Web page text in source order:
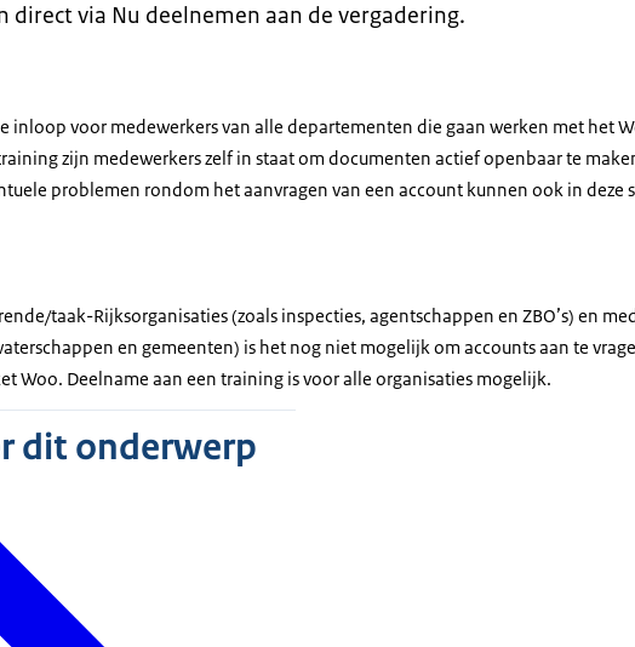
direct via Nu deelnemen aan de vergadering.
inloop voor medewerkers van alle departementen die gaan werken met het
zijn medewerkers zelf in staat om documenten actief openbaar te
problemen rondom het aanvragen van een account kunnen ook in deze
taak-Rijksorganisaties (zoals inspecties, agentschappen en ZBO’s) en
en gemeenten) is het nog niet mogelijk om accounts aan te
Woo. Deelname aan een training is voor alle organisaties mogelijk.
dit onderwerp